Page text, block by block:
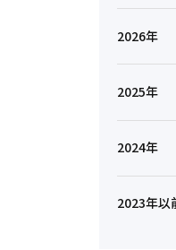
2026年
2025年
2024年
2023年以